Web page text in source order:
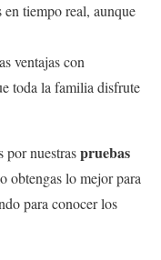
en tiempo real, aunque
ventajas con
toda la familia disfrute
por nuestraspruebas
obtengas lo mejor para
para conocer los